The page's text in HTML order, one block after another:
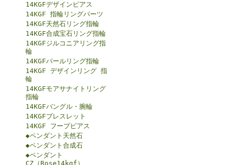
14KGFデザインピアス
14KGF 指輪リングパーツ
14KGF天然石リング指輪
14KGF合成宝石リング指輪
14KGFジルコニアリング指
輪
14KGFパールリング指輪
14KGF デザインリング 指
輪
14KGFモアサナイトリング
指輪
14KGFバングル・腕輪
14KGFブレスレット
14KGF フープピアス
◆ペンダント天然石
◆ペンダント合成石
◆ペンダント
CZ（Rose14kgf）